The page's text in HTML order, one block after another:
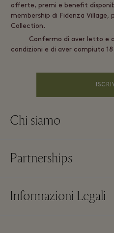
offerte, premi e benefit
membership di Fidenza Village,
Collection.
Confermo di aver letto e
condizioni e di aver compiuto 18
Chi siamo
FAQs
Partnerships
Diventa un partner
Informazioni Legali